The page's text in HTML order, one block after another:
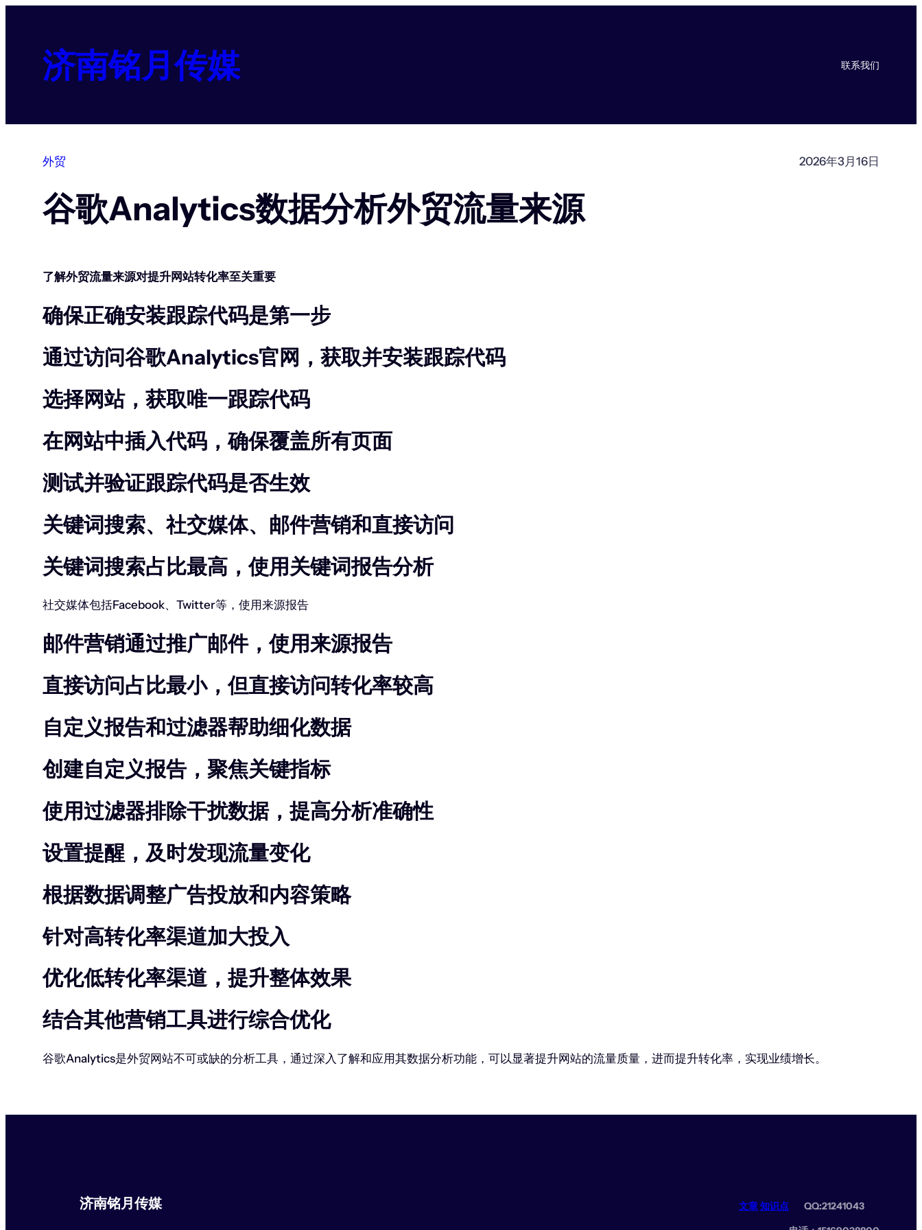
济南铭月传媒 联系我们
外贸 2026年3月16日
谷歌Analytics数据分析外贸流量来源
了解外贸流量来源对提升网站转化率至关重要
确保正确安装跟踪代码是第一步
通过访问谷歌Analytics官网，获取并安装跟踪代码
选择网站，获取唯一跟踪代码
在网站中插入代码，确保覆盖所有页面
测试并验证跟踪代码是否生效
关键词搜索、社交媒体、邮件营销和直接访问
关键词搜索占比最高，使用关键词报告分析
社交媒体包括Facebook、Twitter等，使用来源报告
邮件营销通过推广邮件，使用来源报告
直接访问占比最小，但直接访问转化率较高
自定义报告和过滤器帮助细化数据
创建自定义报告，聚焦关键指标
使用过滤器排除干扰数据，提高分析准确性
设置提醒，及时发现流量变化
根据数据调整广告投放和内容策略
针对高转化率渠道加大投入
优化低转化率渠道，提升整体效果
结合其他营销工具进行综合优化
谷歌Analytics是外贸网站不可或缺的分析工具，通过深入了解和应用其数据分析功能，可以显著提升网站的流量质量，进而提升转化率，实现业绩增长。
济南铭月传媒 文章知识点
QQ:21241043